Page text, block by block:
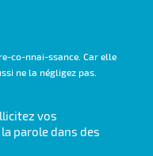
co-nnai-ssance. Car elle
ne la négligez pas.
vos
parole dans des